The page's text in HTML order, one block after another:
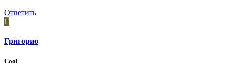
Ответить
Г
Григорио
Cool